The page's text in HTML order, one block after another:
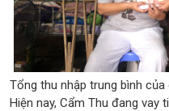
Tổng thu nhập trung bình của
Hiện nay, Cẩm Thu đang vay